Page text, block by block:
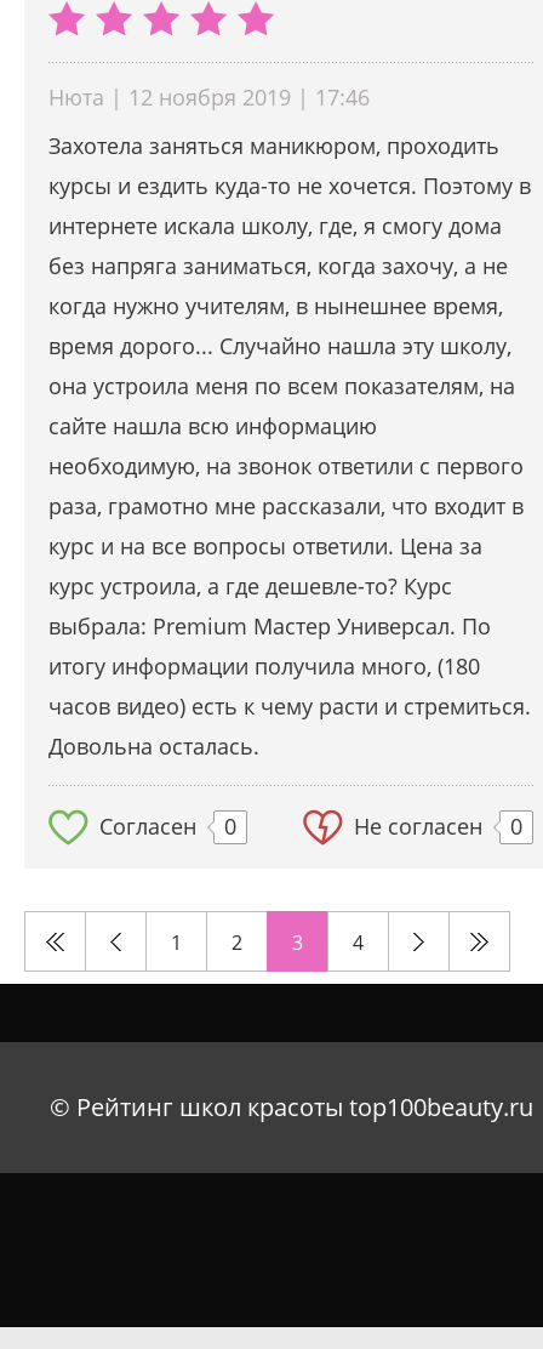
Нюта | 12 ноября 2019 | 17:46
Захотела заняться маникюром, проходить
курсы и ездить куда-то не хочется. Поэтому в
интернете искала школу, где, я смогу дома
без напряга заниматься, когда захочу, а не
когда нужно учителям, в нынешнее время,
время дорого... Случайно нашла эту школу,
она устроила меня по всем показателям, на
сайте нашла всю информацию
необходимую, на звонок ответили с первого
раза, грамотно мне рассказали, что входит в
курс и на все вопросы ответили. Цена за
курс устроила, а где дешевле-то? Курс
выбрала: Premium Мастер Универсал. По
итогу информации получила много, (180
часов видео) есть к чему расти и стремиться.
Довольна осталась.
Согласен 0 Не согласен 0
1 2 3 4
© Рейтинг школ красоты top100beauty.ru